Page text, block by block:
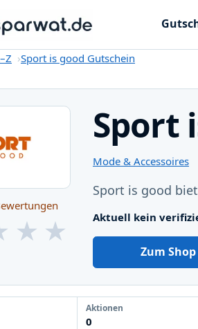
Sport is good Gutschein
★ ★
Sport
Mode & Accessoires
Sport is good
Aktuell kein
Zum Shop
Aktionen
0